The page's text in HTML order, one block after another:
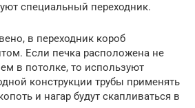
специальный переходник.
в переходник короб
Если печка расположена не
в потолке, то используют
конструкции трубы применять
и нагар будут скапливаться в